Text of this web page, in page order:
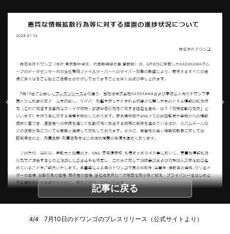
記事に戻る
4/4 7月10日のドワンゴのプレスリリース（公式サイトより）